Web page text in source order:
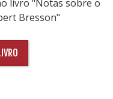
livro "Notas sobre o
Bresson"